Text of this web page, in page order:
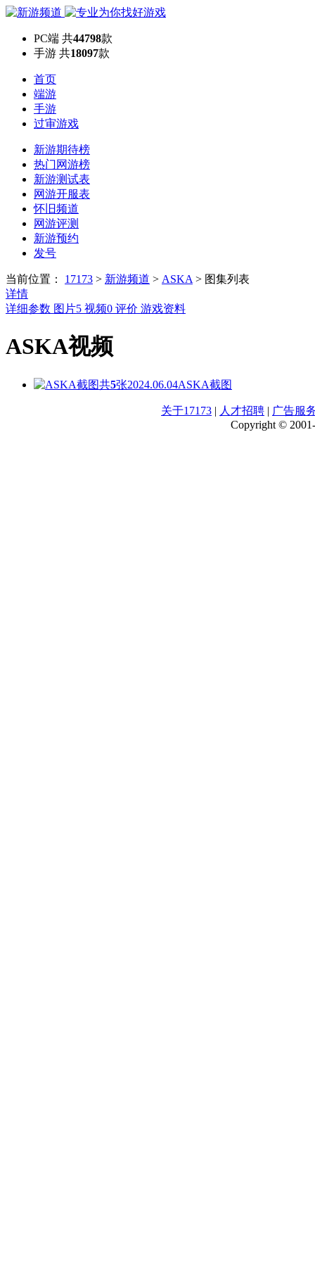
PC端 共44798款
手游 共18097款
首页
端游
手游
过审游戏
新游期待榜
热门网游榜
新游测试表
网游开服表
怀旧频道
网游评测
新游预约
发号
当前位置： 17173 > 新游频道 > ASKA > 图集列表
详情
详细参数 图片5 视频0 评价 游戏资料
ASKA视频
共5张2024.06.04ASKA截图
关于17173 | 人才招聘 | 广告服
Copyright ©